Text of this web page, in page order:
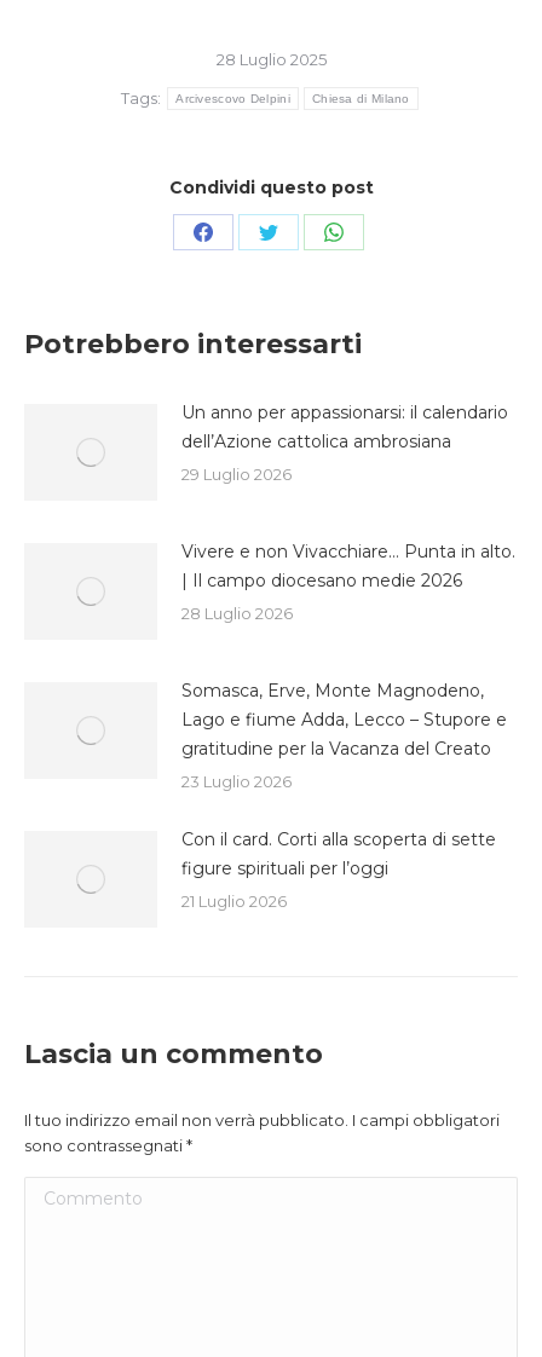
28 Luglio 2025
Tags:
Arcivescovo Delpini Chiesa di Milano
Condividi questo post
CondividiCondividiCondividi
Potrebbero interessarti
Un anno per appassionarsi: il calendario
dell’Azione cattolica ambrosiana
29 Luglio 2026
Vivere e non Vivacchiare… Punta in alto.
| Il campo diocesano medie 2026
28 Luglio 2026
Somasca, Erve, Monte Magnodeno,
Lago e fiume Adda, Lecco – Stupore e
gratitudine per la Vacanza del Creato
23 Luglio 2026
Con il card. Corti alla scoperta di sette
figure spirituali per l’oggi
21 Luglio 2026
Lascia un commento
Il tuo indirizzo email non verrà pubblicato. I campi obbligatori
sono contrassegnati*
Commento